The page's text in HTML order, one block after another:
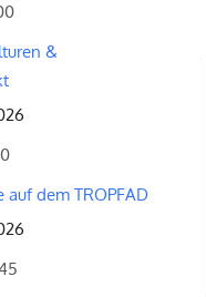
&
auf dem TROPFAD